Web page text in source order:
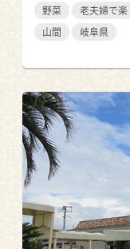
野菜 老夫婦で楽
山間
岐阜県